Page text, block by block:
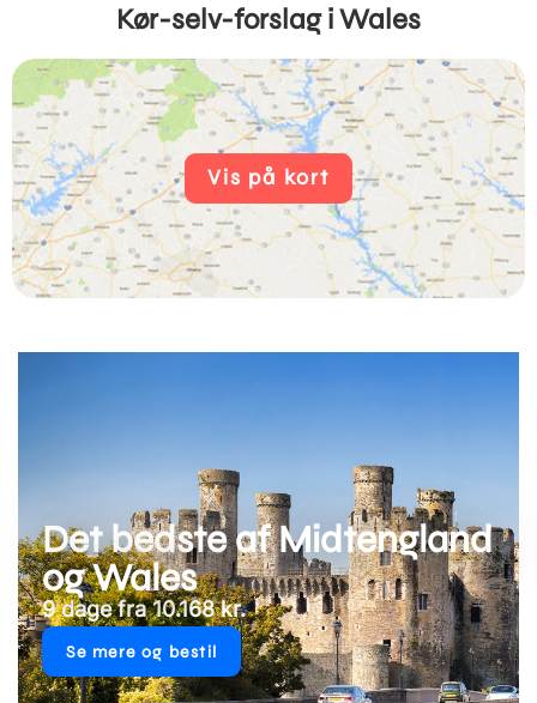
Kør-selv-forslag i Wales
Vis på kort
Det bedste af Midtengland
og Wales
9 dage fra 10.168 kr.
Se mere og bestil